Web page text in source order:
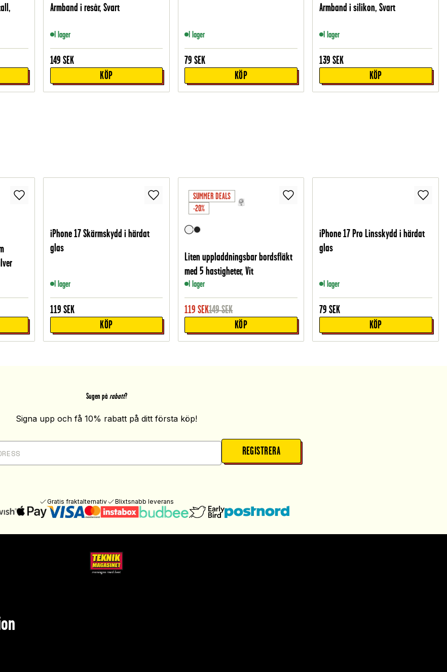
Armband i resår, Svart
I lager
149 SEK
KÖP
I lager
79 SEK
KÖP
Armband i silikon, Svart
I lager
139 SEK
KÖP
iPhone 17 Skärmskydd i härdat
glas
I lager
119 SEK
KÖP
SUMMER DEALS
-20%
Liten uppladdningsbar bordsfläkt
med 5 hastigheter, Vit
I lager
119 SEK149SEK
KÖP
iPhone 17 Pro Linsskydd i härdat
glas
I lager
79 SEK
KÖP
Sugen på rabatt?
Signa upp och få 10% rabatt på ditt första köp!
REGISTRERA
Gratis fraktalternativ Blixtsnabb leverans